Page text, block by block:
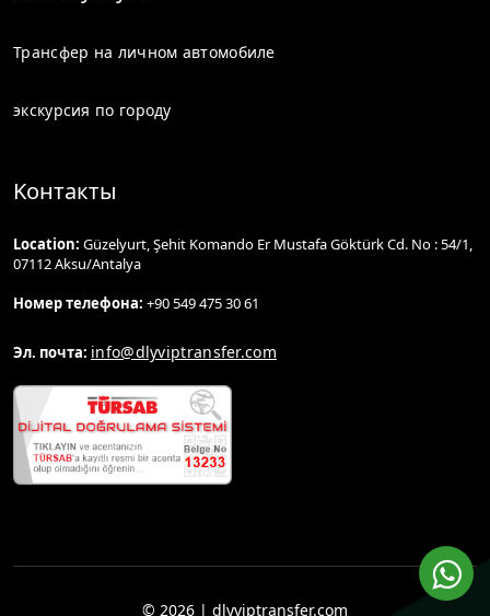
Трансфер на личном автомобиле
экскурсия по городу
Kонтакты
Location: Güzelyurt, Şehit Komando Er Mustafa Göktürk Cd. No : 54/1,
07112 Aksu/Antalya
Номер телефона: +90 549 475 30 61
Эл. почта: info@dlyviptransfer.com
© 2026 | dlyviptransfer.com